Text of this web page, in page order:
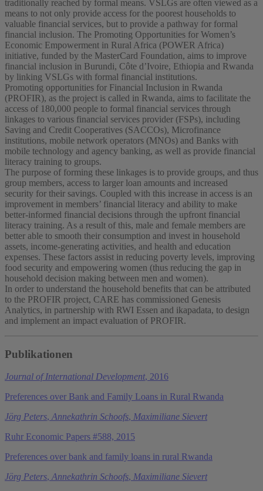
traditionally reached by formal means. VSLGs are often viewed as a
means to not only provide access for the poorest households to
valuable financial services, but to provide a pathway for formal
financial inclusion. The Promoting Opportunities for Women’s
Economic Empowerment in Rural Africa (POWER Africa)
initiative, funded by the MasterCard Foundation, aims to improve
financial inclusion in Burundi, Côte d’Ivoire, Ethiopia and Rwanda
by linking VSLGs with formal financial institutions.
Promoting opportunities for Financial Inclusion in Rwanda
(PROFIR), as the project is called in Rwanda, aims to facilitate the
access of 180,000 people to formal financial services through
linkages to various financial services provider (FSPs), including
Saving and Credit Cooperatives (SACCOs), Microfinance
institutions, mobile network operators (MNOs) and Banks with
mobile technology and agency banking, as well as provide financial
literacy training to groups.
The purpose of forming these linkages is to provide groups, and thus
group members, access to larger loan amounts and increased
security for their savings. Coupled with this increase in access is an
improvement in members’ financial literacy and ability to make
better-informed financial decisions through the upfront financial
literacy training. As a result of this, male and female members are
better able to smooth their consumption and invest in household
assets, income-generating activities, and health and education
expenses. These factors assist in reducing poverty levels, improving
food security and empowering women (thus reducing the gap in
household decision making between men and women).
In order to understand the household benefits that can be attributed
to the PROFIR project, CARE has commissioned Genesis
Analytics, in partnership with RWI Essen and ikapadata, to design
and implement an impact evaluation of PROFIR.
Publikationen
Journal of International Development, 2016
Preferences over Bank and Family Loans in Rural Rwanda
Jörg Peters, Annekathrin Schoofs, Maximiliane Sievert
Ruhr Economic Papers #588, 2015
Preferences over bank and family loans in rural Rwanda
Jörg Peters, Annekathrin Schoofs, Maximiliane Sievert